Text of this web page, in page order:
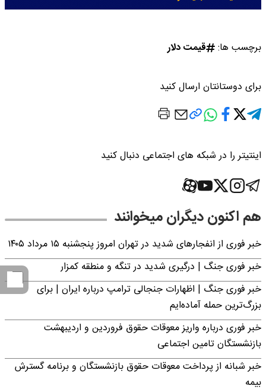
برچسب ها: قیمت دلار
برای دوستانتان ارسال کنید
اینتیتر را در شبکه های اجتماعی دنبال کنید
هم اکنون دیگران میخوانند
خبر فوری از انفجارهای شدید در تهران امروز پنجشنبه ۱۵ مرداد ۱۴۰۵
خبر فوری جنگ | درگیری شدید در تنگه و منطقه کمزار
خبر فوری جنگ | اظهارات جنجالی ترامپ درباره ایران | برای
بزرگ‌ترین حمله آماده‌ایم
خبر فوری درباره واریز معوقات حقوق فروردین و اردیبهشت
بازنشستگان تامین اجتماعی
خبر شبانه از پرداخت معوقات حقوق بازنشستگان و برنامه گسترش
بیمه